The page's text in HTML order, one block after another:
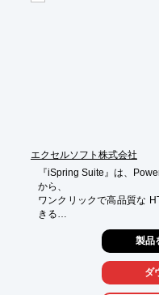
エクセルソフト株式会社
『iSpring Suite』は、
から、
ワンクリックで高品質な
きる
eラーニング用オーサリン
インストールすると、
PowerPoint から簡単に変
製品
ダ